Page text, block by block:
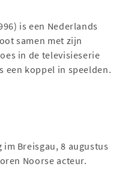
is een Nederlands
samen met zijn
in de televisieserie
een koppel in speelden.
Breisgau, 8 augustus
Noorse acteur.